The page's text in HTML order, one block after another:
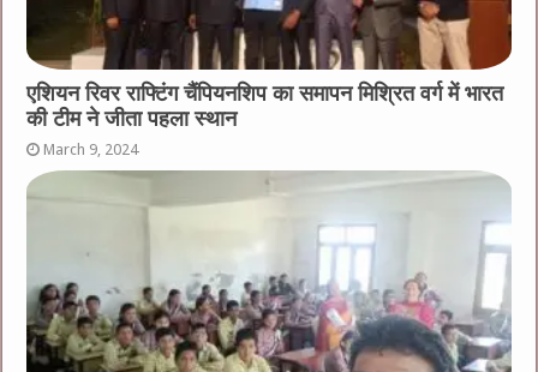
एशियन रिवर राफ्टिंग चैंपियनशिप का समापन मिश्रित वर्ग में भारत
की टीम ने जीता पहला स्थान
March 9, 2024